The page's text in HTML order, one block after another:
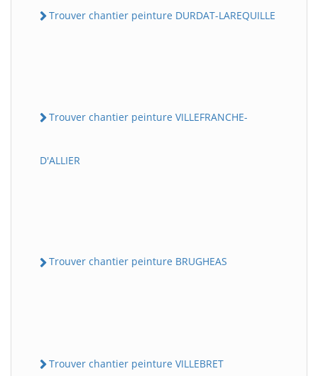
Trouver chantier peinture DURDAT-LAREQUILLE
Trouver chantier peinture VILLEFRANCHE-
D'ALLIER
Trouver chantier peinture BRUGHEAS
Trouver chantier peinture VILLEBRET